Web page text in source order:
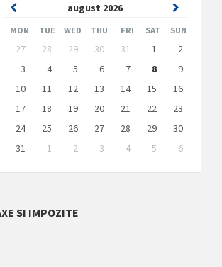
august 2026
Previous
Month
Next
Month
MON TUE WED THU FRI SAT SUN
Skip
calendar
days
27 28 29 30 31 1
2
3
4 5 6 7 8
9
10
11 12 13 14 15
16
17
18 19 20 21 22
23
24
25 26 27 28 29
30
31
1 2 3 4 5
6
to
SI IMPOZITE